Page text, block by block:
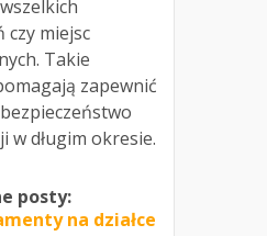
czy miejsc
Takie
zapewnić
w długim okresie.
posty:
na działce